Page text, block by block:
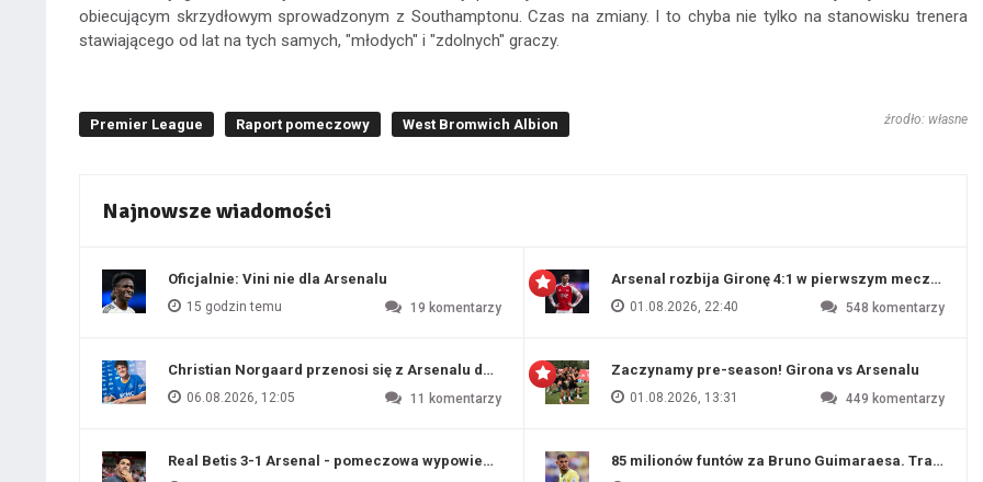
obiecującym skrzydłowym sprowadzonym z Southamptonu. Czas na zmiany. I to chyba nie tylko na stanowisku trenera
stawiającego od lat na tych samych, "młodych" i "zdolnych" graczy.
Premier League Raport pomeczowy West Bromwich Albion źrodło: własne
Najnowsze wiadomości
Oficjalnie: Vini nie dla Arsenalu
15 godzin temu 19 komentarzy
Christian Norgaard przenosi się z Arsenalu do Evertonu
06.08.2026, 12:05 11 komentarzy
Real Betis 3-1 Arsenal - pomeczowa wypowiedź Artety
Arsenal rozbija Gironę 4:1 w pierwszym meczu
01.08.2026, 22:40 548 komentarzy
Zaczynamy pre-season! Girona vs Arsenalu
01.08.2026, 13:31 449 komentarzy
85 milionów funtów za Bruno Guimaraesa. Transfer